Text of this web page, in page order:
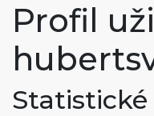
Profil